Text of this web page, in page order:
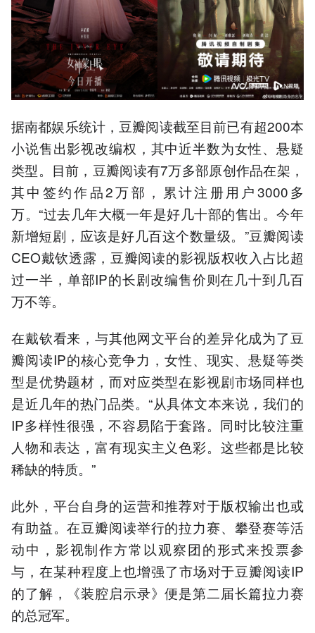
据南都娱乐统计，豆瓣阅读截至目前已有超200本
小说售出影视改编权，其中近半数为女性、悬疑
类型。目前，豆瓣阅读有7万多部原创作品在架，
其中签约作品2万部，累计注册用户3000多
万。“过去几年大概一年是好几十部的售出。今年
新增短剧，应该是好几百这个数量级。”豆瓣阅读
CEO戴钦透露，豆瓣阅读的影视版权收入占比超
过一半，单部IP的长剧改编售价则在几十到几百
万不等。
在戴钦看来，与其他网文平台的差异化成为了豆
瓣阅读IP的核心竞争力，女性、现实、悬疑等类
型是优势题材，而对应类型在影视剧市场同样也
是近几年的热门品类。“从具体文本来说，我们的
IP多样性很强，不容易陷于套路。同时比较注重
人物和表达，富有现实主义色彩。这些都是比较
稀缺的特质。”
此外，平台自身的运营和推荐对于版权输出也或
有助益。在豆瓣阅读举行的拉力赛、攀登赛等活
动中，影视制作方常以观察团的形式来投票参
与，在某种程度上也增强了市场对于豆瓣阅读IP
的了解，《装腔启示录》便是第二届长篇拉力赛
的总冠军。